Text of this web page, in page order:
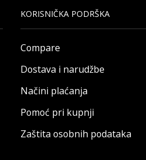
KORISNIČKA PODRŠKA
Compare
Dostava i narudžbe
Načini plaćanja
Pomoć pri kupnji
Zaštita osobnih podataka